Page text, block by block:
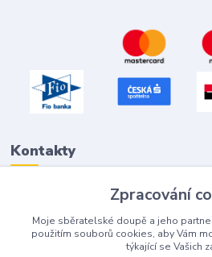
Kontakty
info@tivan.cz
Zpracování
Moje sběratelské doupě a jeho
použitím souborů cookies, aby Vám
týkající se Vašich